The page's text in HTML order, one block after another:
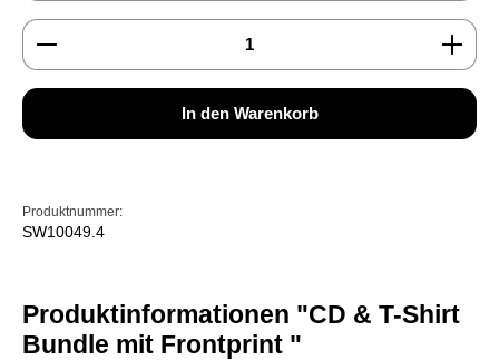
Produkt Anzahl: Gib den gewünschten Wert ein
In den Warenkorb
Produktnummer:
SW10049.4
Produktinformationen "CD & T-Shirt
Bundle mit Frontprint "